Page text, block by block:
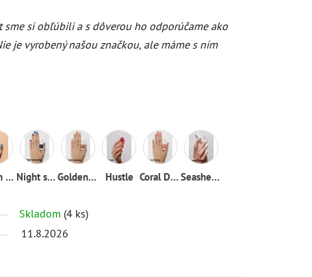
sme si obľúbili a s dôverou ho odporúčame ako
je vyrobený našou značkou, ale máme s ním
Ocean breeze Night swimming Golden glamour Hustle Coral Diving Seashell seashell
Skladom (4 ks)
11.8.2026